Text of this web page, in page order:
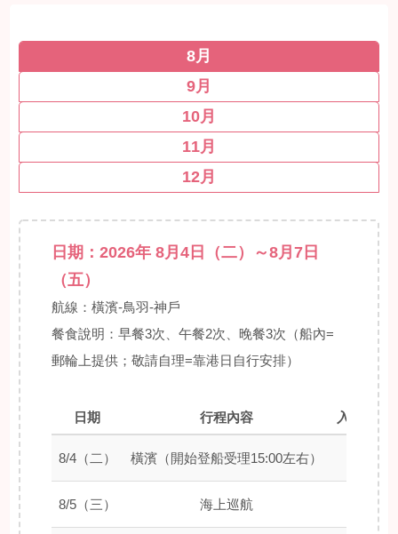
8月
9月
10月
11月
12月
日期：2026年 8月4日（二）～8月7日
（五）
航線：橫濱-鳥羽-神戶
餐食說明：早餐3次、午餐2次、晚餐3次（船內=
郵輪上提供；敬請自理=靠港日自行安排）
日期 行程內容 入港時間
8/4（二） 橫濱（開始登船受理15:00左右）
8/5（三） 海上巡航